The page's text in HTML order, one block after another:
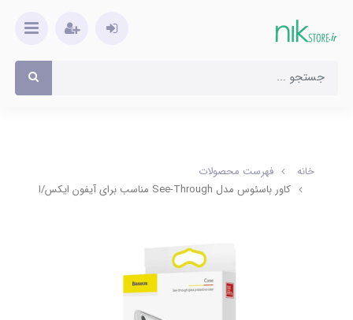
خانه
فهرست محصولات
کاور باسئوس مدل See-Through مناسب برای آیفون ایکس/ایکس اس